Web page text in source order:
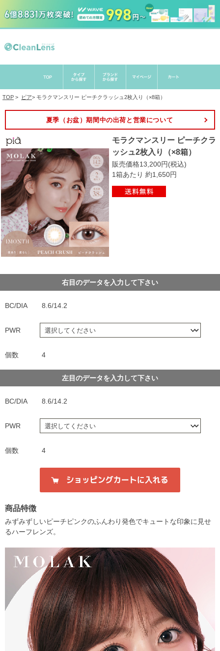
TOP > ピア> モラクマンスリー ピーチクラッシュ2枚入り（×8箱）
夏季（お盆）期間中の出荷と営業について
モラクマンスリー ピーチクラ
ッシュ2枚入り（×8箱）
販売価格13,200円(税込)
1箱あたり 約1,650円
右目のデータを入力して下さい
BC/DIA 8.6/14.2
PWR
個数 4
左目のデータを入力して下さい
BC/DIA 8.6/14.2
PWR
個数 4
商品特徴
みずみずしいピーチピンクのふんわり発色でキュートな印象に見せ
るハーフレンズ。